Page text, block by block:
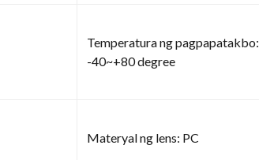
Temperatura ng pagpapatakbo:
-40~+80 degree
Materyal ng lens: PC